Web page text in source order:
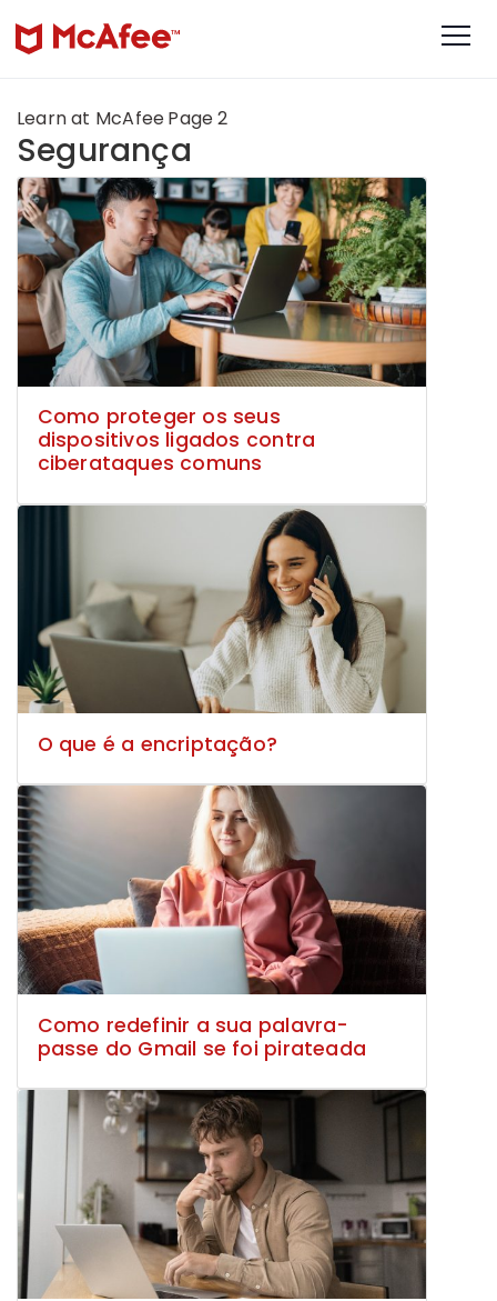
Learn at McAfeePage 2
Segurança
Como proteger os seus
dispositivos ligados contra
ciberataques comuns
O que é a encriptação?
Como redefinir a sua palavra-
passe do Gmail se foi pirateada